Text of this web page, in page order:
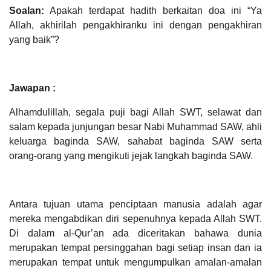
Soalan: Apakah terdapat hadith berkaitan doa ini “Ya
Allah, akhirilah pengakhiranku ini dengan pengakhiran
yang baik”?
Jawapan :
Alhamdulillah, segala puji bagi Allah SWT, selawat dan
salam kepada junjungan besar Nabi Muhammad SAW, ahli
keluarga baginda SAW, sahabat baginda SAW serta
orang-orang yang mengikuti jejak langkah baginda SAW.
Antara tujuan utama penciptaan manusia adalah agar
mereka mengabdikan diri sepenuhnya kepada Allah SWT.
Di dalam al-Qur’an ada diceritakan bahawa dunia
merupakan tempat persinggahan bagi setiap insan dan ia
merupakan tempat untuk mengumpulkan amalan-amalan